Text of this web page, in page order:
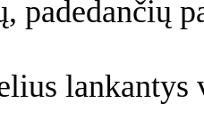
padedančių
lankantys